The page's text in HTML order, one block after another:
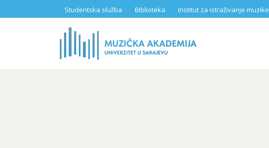
Studentska služba Biblioteka Institut za istraživanje muzike